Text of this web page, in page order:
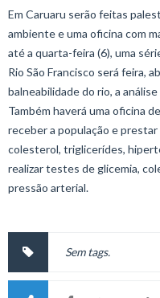
Em Caruaru serão feitas
ambiente e uma oficina com
até a quarta-feira (6), uma
Rio São Francisco será feira,
balneabilidade do rio, a
Também haverá uma oficina
receber a população e
colesterol, triglicerídes,
realizar testes de glicemia,
pressão arterial.
Sem tags.